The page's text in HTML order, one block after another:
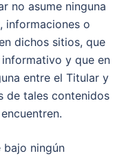
no asume ninguna
informaciones o
dichos sitios, que
y que en
entre el Titular y
de tales contenidos
bajo ningún